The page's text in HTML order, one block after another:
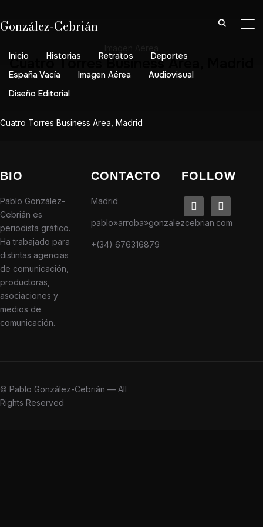
González-Cebrián
Inicio Historias Retratos
Deportes
España Vacía
Imagen Aérea
Audiovisual
Diseño Editorial
Cuatro Torres Business Area, Madrid
Cuatro Torres Business Area, Madrid
BIO
Pablo González-
Cebrián es
periodista gráfico.
Ha trabajado para
distintas agencias
de comunicación,
productoras,
asociaciones y
medios de
comunicación.
CONTACTO
Madrid
pablo»arroba»gonzalezcebrian.com
+(34) 676316879
FOLLOW
linkedin instagram
© Pablo González-Cebrián — All
Rights Reserved